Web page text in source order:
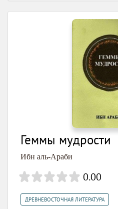
Геммы мудрости
Ибн аль-Араби
0.00
ДРЕВНЕВОСТОЧНАЯ ЛИТЕРАТУРА